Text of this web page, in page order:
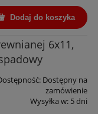
Dodaj do koszyka
6x11,
Dostępny na
zamówienie
Wysyłka w: 5 dni